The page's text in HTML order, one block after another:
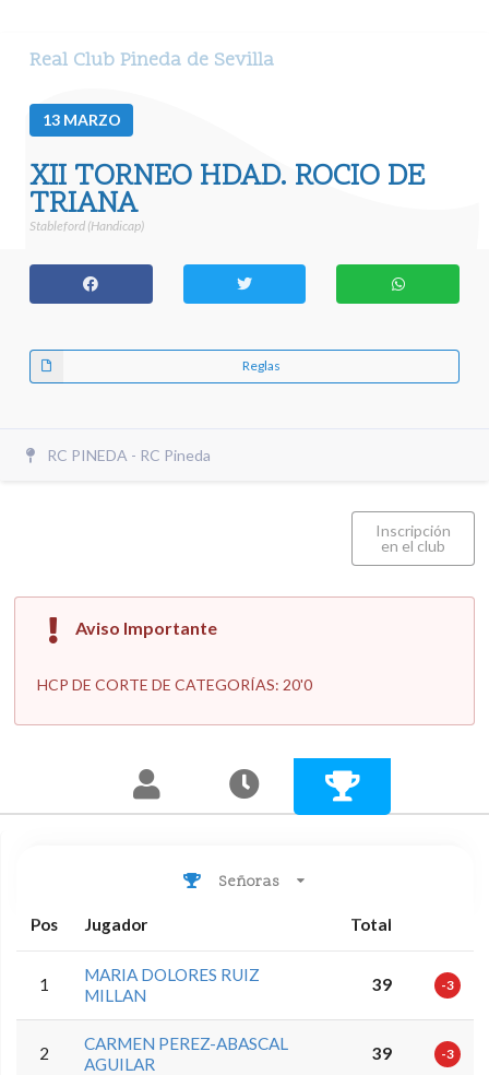
Real Club Pineda de Sevilla
13 MARZO
XII TORNEO HDAD. ROCIO DE
TRIANA
Stableford (Handicap)
Reglas
RC PINEDA - RC Pineda
Inscripción
en el club
Aviso Importante
HCP DE CORTE DE CATEGORÍAS: 20'0
Señoras
Pos Jugador Total
1
MARIA DOLORES RUIZ
MILLAN
39 -3
2
CARMEN PEREZ-ABASCAL
AGUILAR
39 -3